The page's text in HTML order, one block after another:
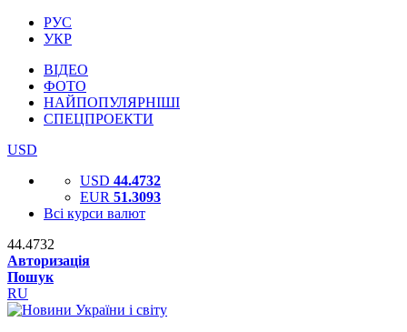
РУС
УКР
ВІДЕО
ФОТО
НАЙПОПУЛЯРНІШІ
СПЕЦПРОЕКТИ
USD
USD 44.4732
EUR 51.3093
Всі курси валют
44.4732
Авторизація
Пошук
RU